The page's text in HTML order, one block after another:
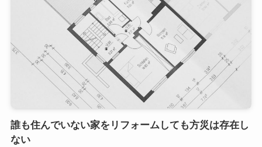
誰も住んでいない家をリフォームしても方災は存在し
ない